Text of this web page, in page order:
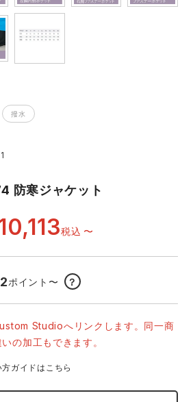
セサリー
工対象商品
グラディエーター
東洋物産工業
藤井電工
ビッグボーン商事株式会社
撥水
防寒ジャケット
税込 〜
ポイント 〜 ？
Studioへリンクします。同一商
の加工もできます。
ガイドはこちら